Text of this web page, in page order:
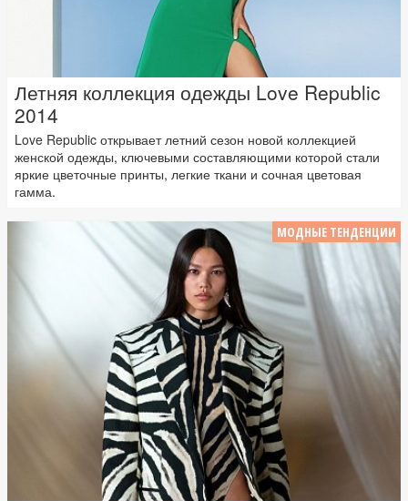
Летняя коллекция одежды Love Republic
2014
Love Republic открывает летний сезон новой коллекцией
женской одежды, ключевыми составляющими которой стали
яркие цветочные принты, легкие ткани и сочная цветовая
гамма.
МОДНЫЕ ТЕНДЕНЦИИ